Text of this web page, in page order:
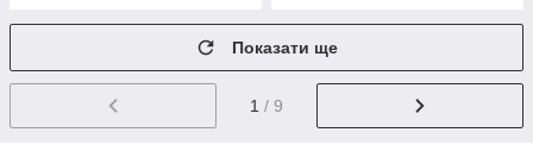
Показати ще
1 / 9